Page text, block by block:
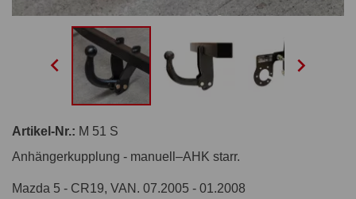
 
Artikel-Nr.: M 51 S
Anhängerkupplung - manuell–AHK starr.
Mazda 5 - CR19, VAN. 07.2005 - 01.2008